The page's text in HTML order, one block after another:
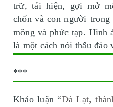
trữ, tái hiện, gợi mở
chốn và con người
mông và phức tạp. Hình
là một cách nói thấu đáo
***
Khảo luận “Đà Lạt,